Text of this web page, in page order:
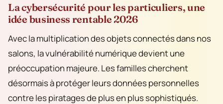
La cybersécurité pour les particuliers, une
idée business rentable 2026
Avec la multiplication des objets connectés dans nos
salons, la vulnérabilité numérique devient une
préoccupation majeure. Les familles cherchent
désormais à protéger leurs données personnelles
contre les piratages de plus en plus sophistiqués.